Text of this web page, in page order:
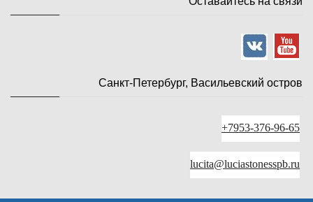
Санкт-Петербург, Васильевский остров
+7953-376-96-65
lucita@luciastonesspb.ru